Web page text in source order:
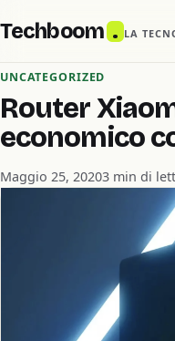
Techboom . LA
UNCATEGORIZED
Router
economico
Maggio 25, 20203 min di